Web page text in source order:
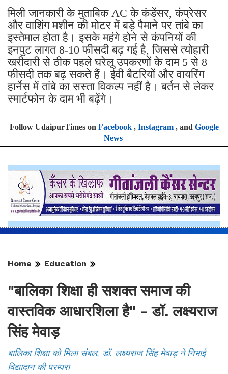
मिली जानकारी के मुताबिक AC के कंडेंसर, कंप्रेसर
और वाशिंग मशीन की मोटर में बड़े पैमाने पर तांबे का
इस्तेमाल होता है। इसके महंगे होने से कंपनियों की
इनपुट लागत 8-10 फीसदी बढ़ गई है, जिससे त्योहारी
खरीदारी से ठीक पहले घरेलू उपकरणों के दाम 5 से 8
फीसदी तक बढ़ सकते हैं। ईवी बैटरियों और वायरिंग
हार्नेस में तांबे का सस्ता विकल्प नहीं है। बर्तन से लेकर
स्मार्टफोन के दाम भी बढ़ेंगे।
Follow UdaipurTimes on Facebook, Instagram, and Google
News
Home Education
"बालिका शिक्षा ही सशक्त समाज की
वास्तविक आधारशिला है" - डॉ. लक्ष्यराज
सिंह मेवाड़
बालिका शिक्षा को मिला संबल, डॉ. लक्ष्यराज सिंह मेवाड़ ने निभाई
विद्यादान की परम्परा